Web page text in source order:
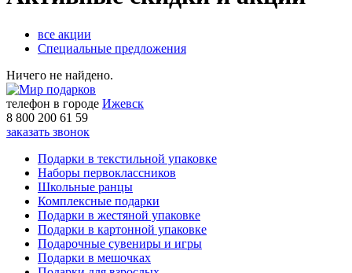
все акции
Специальные предложения
Ничего не найдено.
телефон в городе Ижевск
8 800 200 61 59
заказать звонок
Подарки в текстильной упаковке
Наборы первоклассников
Школьные ранцы
Комплексные подарки
Подарки в жестяной упаковке
Подарки в картонной упаковке
Подарочные сувениры и игры
Подарки в мешочках